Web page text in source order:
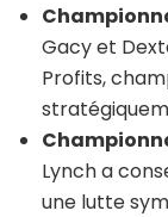
Gacy et
Profits,
Lynch a
une lutte